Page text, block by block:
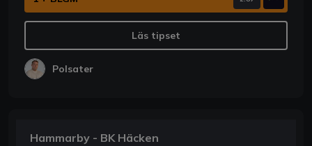
Läs tipset
Polsater
Hammarby - BK Häcken